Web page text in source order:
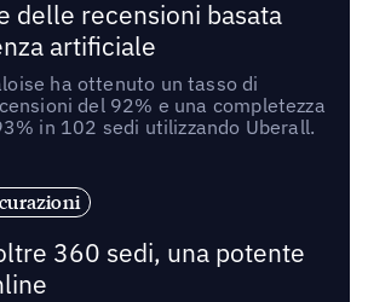
delle recensioni basata
artificiale
ha ottenuto un tasso di
del 92% e una completezza
in 102 sedi utilizzando Uberall.
360 sedi, una potente